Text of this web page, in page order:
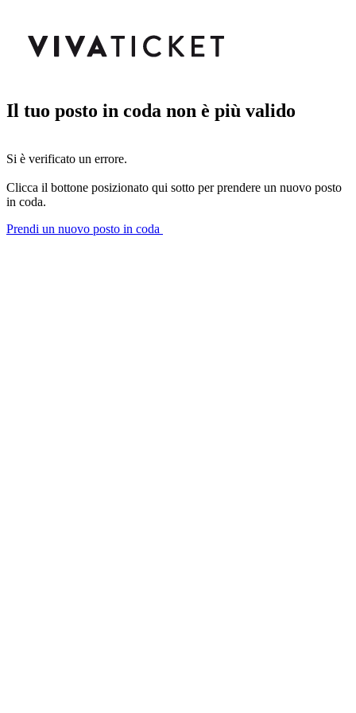
Il tuo posto in coda non è più valido
Si è verificato un errore.
Clicca il bottone posizionato qui sotto per prendere un nuovo posto
in coda.
Prendi un nuovo posto in coda